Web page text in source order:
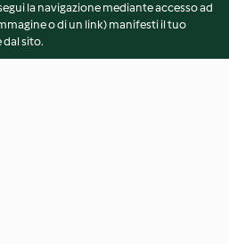
la navigazione mediante accesso ad
o di un link) manifesti il tuo
dal sito.